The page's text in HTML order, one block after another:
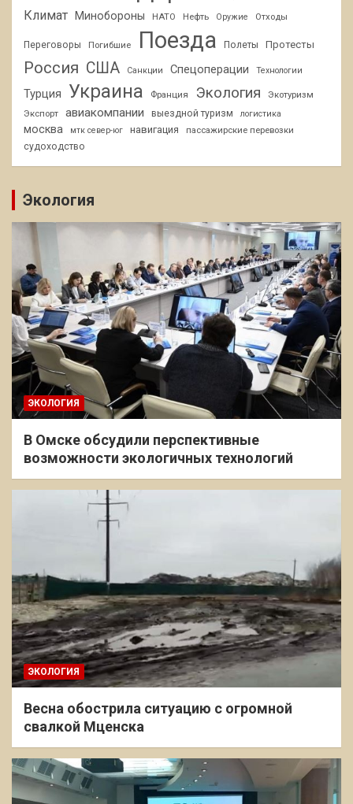
Климат Минобороны НАТО Нефть Оружие Отходы
Переговоры Погибшие Поезда Полеты Протесты
Россия США Санкции Спецоперации Технологии
Турция Украина Франция Экология
Экотуризм
Экспорт
авиакомпании выездной туризм логистика
москва мтк север-юг навигация
пассажирские перевозки
судоходство
Экология
ЭКОЛОГИЯ
В Омске обсудили перспективные
возможности экологичных технологий
ЭКОЛОГИЯ
Весна обострила ситуацию с огромной
свалкой Мценска